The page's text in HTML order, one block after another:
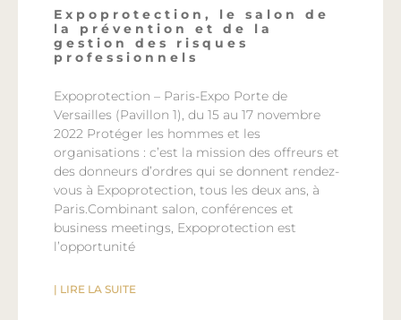
Expoprotection, le salon de
la prévention et de la
gestion des risques
professionnels
Expoprotection – Paris-Expo Porte de
Versailles (Pavillon 1), du 15 au 17 novembre
2022 Protéger les hommes et les
organisations : c’est la mission des offreurs et
des donneurs d’ordres qui se donnent rendez-
vous à Expoprotection, tous les deux ans, à
Paris.Combinant salon, conférences et
business meetings, Expoprotection est
l’opportunité
| LIRE LA SUITE